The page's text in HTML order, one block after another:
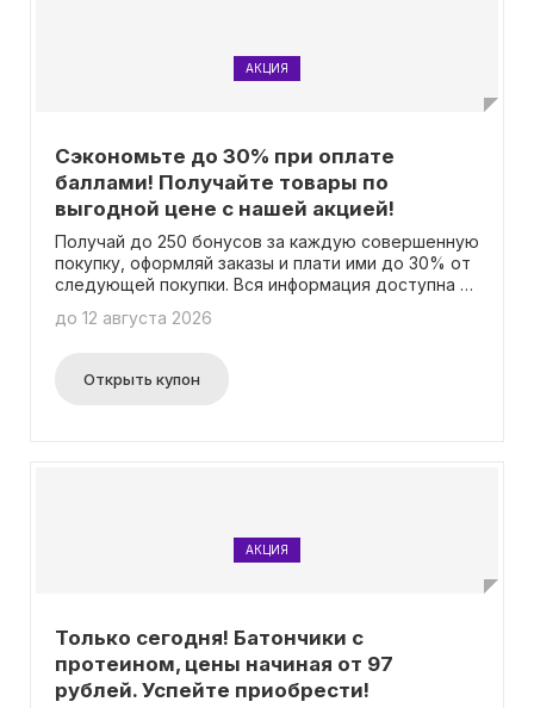
АКЦИЯ
Сэкономьте до 30% при оплате
баллами! Получайте товары по
выгодной цене с нашей акцией!
Получай до 250 бонусов за каждую совершенную
покупку, оформляй заказы и плати ими до 30% от
следующей покупки. Вся информация доступна в
до 12 августа 2026
Открыть купон
АКЦИЯ
Только сегодня! Батончики с
протеином, цены начиная от 97
рублей. Успейте приобрести!